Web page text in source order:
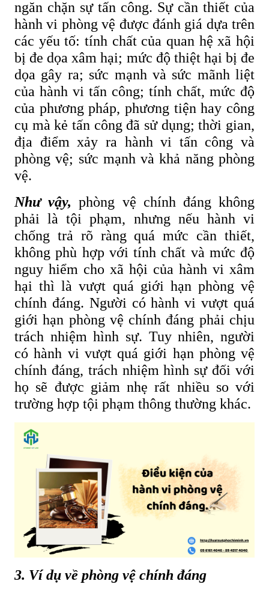
ngăn chặn sự tấn công. Sự cần thiết của
hành vi phòng vệ được đánh giá dựa trên
các yếu tố: tính chất của quan hệ xã hội
bị đe dọa xâm hại; mức độ thiệt hại bị đe
dọa gây ra; sức mạnh và sức mãnh liệt
của hành vi tấn công; tính chất, mức độ
của phương pháp, phương tiện hay công
cụ mà kẻ tấn công đã sử dụng; thời gian,
địa điểm xảy ra hành vi tấn công và
phòng vệ; sức mạnh và khả năng phòng
vệ.
Như vậy,phòng vệ chính đáng không
phải là tội phạm, nhưng nếu hành vi
chống trả rõ ràng quá mức cần thiết,
không phù hợp với tính chất và mức độ
nguy hiểm cho xã hội của hành vi xâm
hại thì là vượt quá giới hạn phòng vệ
chính đáng. Người có hành vi vượt quá
giới hạn phòng vệ chính đáng phải chịu
trách nhiệm hình sự. Tuy nhiên, người
có hành vi vượt quá giới hạn phòng vệ
chính đáng, trách nhiệm hình sự đối với
họ sẽ được giảm nhẹ rất nhiều so với
trường hợp tội phạm thông thường khác.
3. Ví dụ về phòng vệ chính đáng